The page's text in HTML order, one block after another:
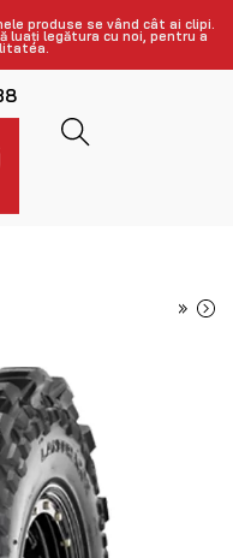
produse se vând cât ai clipi.
luați legătura cu noi, pentru a
»